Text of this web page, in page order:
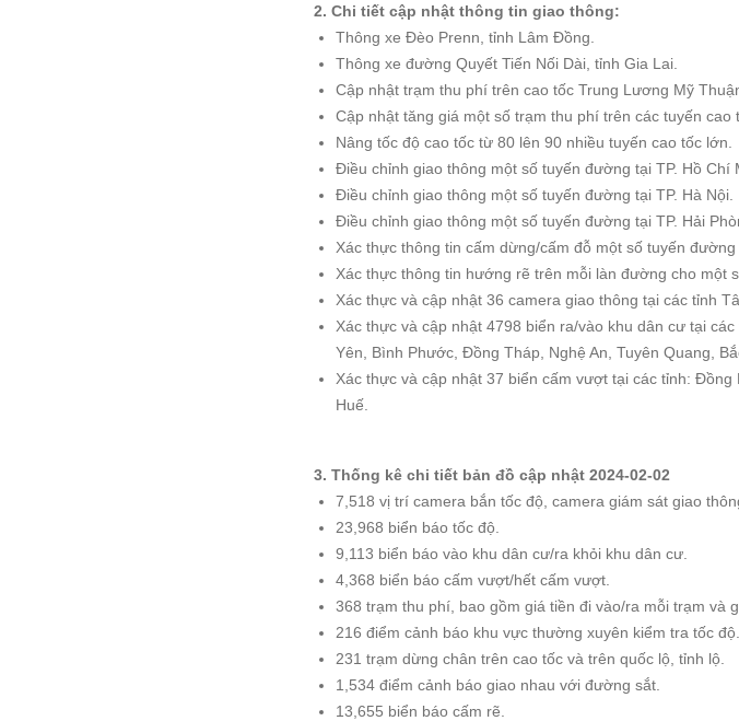
2. Chi tiết cập nhật thông tin giao thông:
Thông xe Đèo Prenn, tỉnh Lâm Đồng.
Thông xe đường Quyết Tiến Nối Dài, tỉnh Gia Lai.
Cập nhật trạm thu phí trên cao tốc Trung Lương Mỹ
Cập nhật tăng giá một số trạm thu phí trên các tuyến cao
Nâng tốc độ cao tốc từ 80 lên 90 nhiều tuyến cao tốc lớn.
Điều chỉnh giao thông một số tuyến đường tại TP. Hồ Chí
Điều chỉnh giao thông một số tuyến đường tại TP. Hà Nội.
Điều chỉnh giao thông một số tuyến đường tại TP. Hải
Xác thực thông tin cấm dừng/cấm đỗ một số tuyến
Xác thực thông tin hướng rẽ trên mỗi làn đường cho một
Xác thực và cập nhật 36 camera giao thông tại các tỉnh
Xác thực và cập nhật 4798 biển ra/vào khu dân cư tại
Yên, Bình Phước, Đồng Tháp, Nghệ An, Tuyên Quang,
Xác thực và cập nhật 37 biển cấm vượt tại các tỉnh:
Huế.
3. Thống kê chi tiết bản đồ cập nhật 2024-02-02
7,518 vị trí camera bắn tốc độ, camera giám sát giao
23,968 biển báo tốc độ.
9,113 biển báo vào khu dân cư/ra khỏi khu dân cư.
4,368 biển báo cấm vượt/hết cấm vượt.
368 trạm thu phí, bao gồm giá tiền đi vào/ra mỗi trạm và
216 điểm cảnh báo khu vực thường xuyên kiểm tra tốc độ.
231 trạm dừng chân trên cao tốc và trên quốc lộ, tỉnh lộ.
1,534 điểm cảnh báo giao nhau với đường sắt.
13,655 biển báo cấm rẽ.